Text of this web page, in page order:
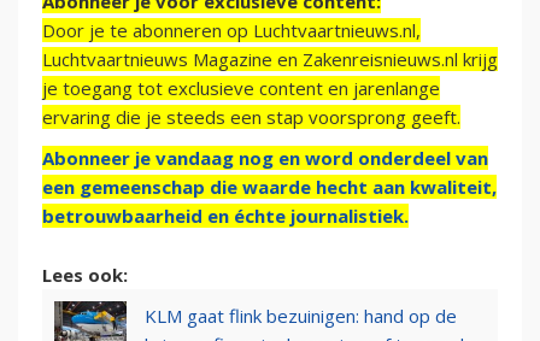
Door je te abonneren op Luchtvaartnieuws.nl,
Luchtvaartnieuws Magazine en Zakenreisnieuws.nl krijg
je toegang tot exclusieve content en jarenlange
ervaring die je steeds een stap voorsprong geeft.
Abonneer je vandaag nog en word onderdeel van
een gemeenschap die waarde hecht aan kwaliteit,
betrouwbaarheid en échte journalistiek.
Lees ook:
KLM gaat flink bezuinigen: hand op de